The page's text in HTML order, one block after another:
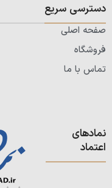
دسترسی سریع
صفحه اصلی
فروشگاه
تماس با ما
نمادهای
اعتماد